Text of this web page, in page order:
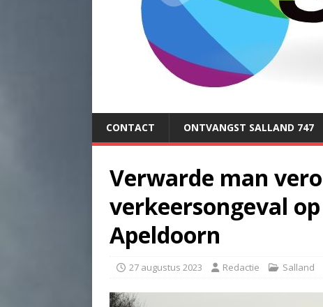
CONTACT ONTVANGST SALLAND 747
Verwarde man
verkeersongeval
Apeldoorn
27 augustus 2023 Redactie Salland